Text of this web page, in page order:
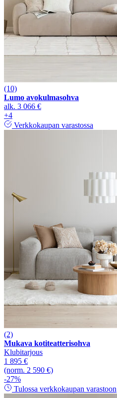
(10)
Lumo avokulmasohva
alk. 3 066 €
+4
Verkkokaupan varastossa
(2)
Mukava kotiteatterisohva
Klubitarjous
1 895 €
(norm. 2 590 €)
-27%
Tulossa verkkokaupan varastoon